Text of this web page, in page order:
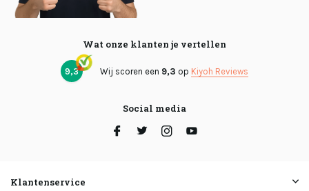
Wat onze klanten je vertellen
9,3 Wij scoren een 9,3 op Kiyoh Reviews
Social media
Klantenservice